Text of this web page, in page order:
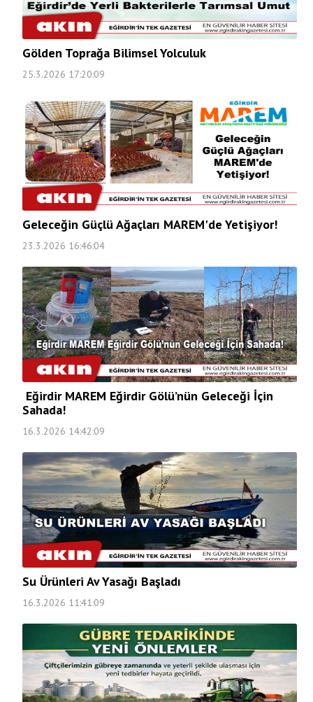
Gölden Toprağa Bilimsel Yolculuk
25.3.2026 17:20:09
Geleceğin Güçlü Ağaçları MAREM'de Yetişiyor!
23.3.2026 16:46:04
Eğirdir MAREM Eğirdir Gölü’nün Geleceği İçin
Sahada!
16.3.2026 14:42:09
Su Ürünleri Av Yasağı Başladı
16.3.2026 11:41:09